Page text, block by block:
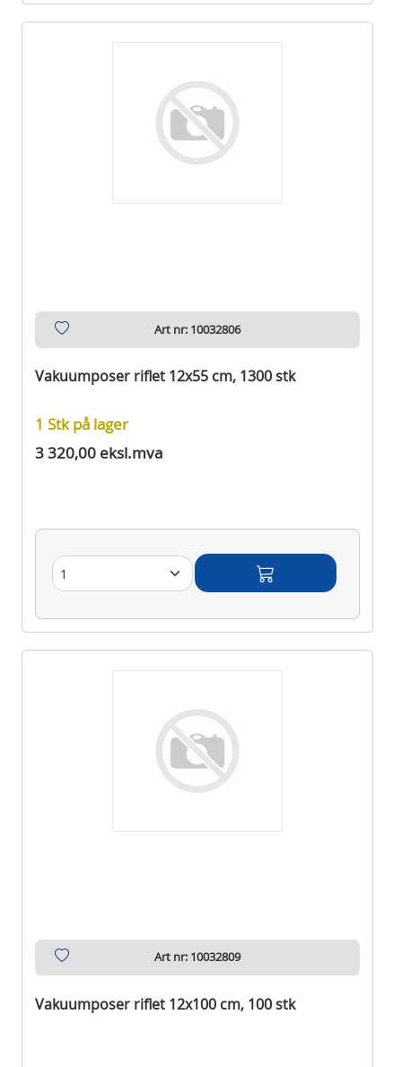
Art nr: 10032806
Vakuumposer riflet 12x55 cm, 1300 stk
1 Stk på lager
3 320,00 eksl.mva
Art nr: 10032809
Vakuumposer riflet 12x100 cm, 100 stk